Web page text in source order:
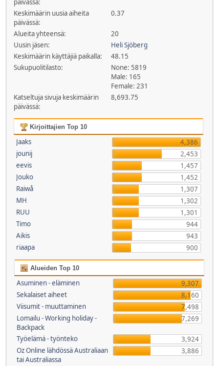
päivässä:
Keskimäärin uusia aiheita
päivässä:
0.37
Alueita yhteensä:
20
Uusin jäsen:
Heli Sjöberg
Keskimäärin käyttäjiä paikalla:
48.15
Sukupuolitilasto:
None: 5819
Male: 165
Female: 231
Katseltuja sivuja keskimäärin
päivässä:
8,693.75
Kirjoittajien Top 10
Jaaks
4,386
jounij
2,453
eevis
1,457
Jouko
1,452
Raiwå
1,307
MH
1,302
RUU
1,301
Timo
944
Aikis
943
riaapa
900
Alueiden Top 10
Asuminen - eläminen
9,307
Sekalaiset aiheet
8,160
Viisumit - muuttaminen
7,498
Lomailu - Working holiday -
Backpack
7,269
Työelämä - työnteko
3,924
Oz Online lähdössä Australiaan
tai Australiassa
3,886